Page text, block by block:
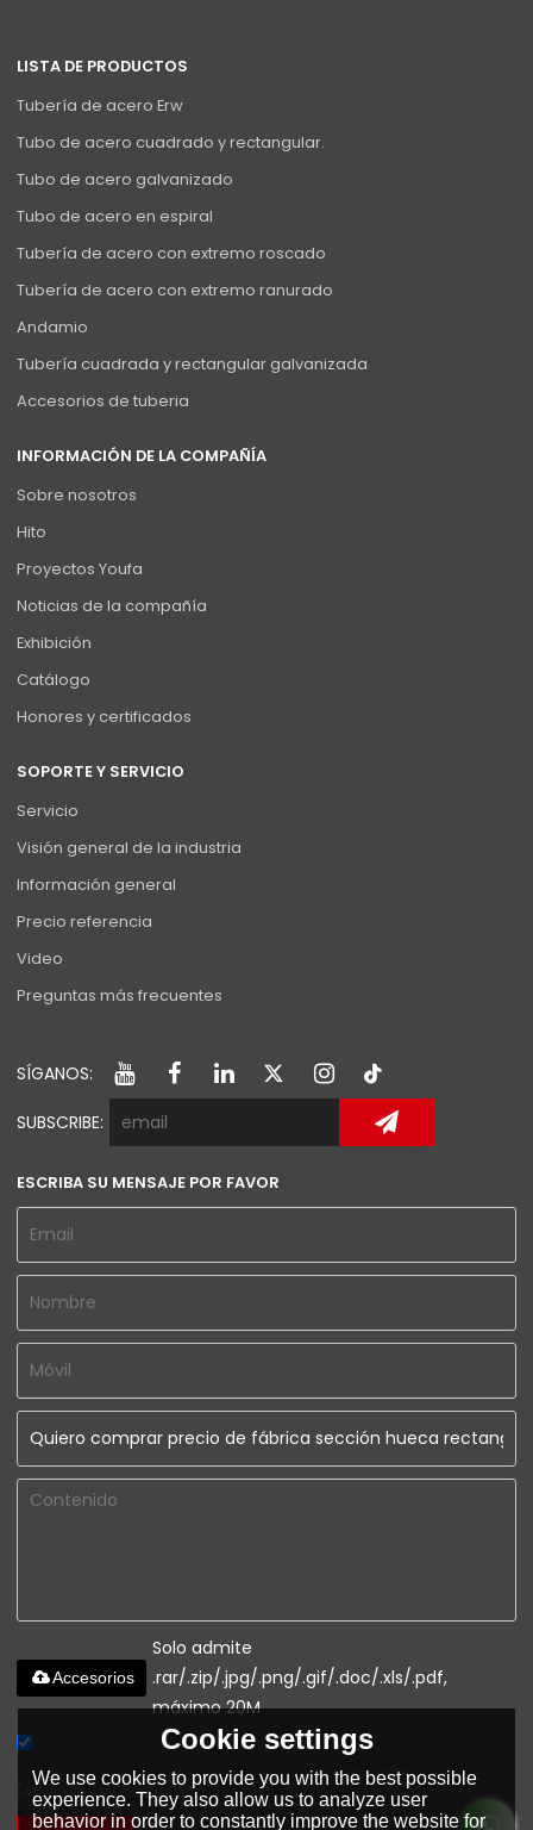
LISTA DE PRODUCTOS
Tubería de acero Erw
Tubo de acero cuadrado y rectangular.
Tubo de acero galvanizado
Tubo de acero en espiral
Tubería de acero con extremo roscado
Tubería de acero con extremo ranurado
Andamio
Tubería cuadrada y rectangular galvanizada
Accesorios de tuberia
INFORMACIÓN DE LA COMPAÑÍA
Sobre nosotros
Hito
Proyectos Youfa
Noticias de la compañía
Exhibición
Catálogo
Honores y certificados
SOPORTE Y SERVICIO
Servicio
Visión general de la industria
Información general
Precio referencia
Video
Preguntas más frecuentes
SÍGANOS:
SUBSCRIBE:
ESCRIBA SU MENSAJE POR FAVOR
Solo admite
.rar/.zip/.jpg/.png/.gif/.doc/.xls/.pdf,
máximo 20M
Accesorios
He leido y acepto los Términos y Condiciones de este servicio,
Términos y Condiciones
Cookie settings
We use cookies to provide you with the best possible
experience. They also allow us to analyze user
behavior in order to constantly improve the website for